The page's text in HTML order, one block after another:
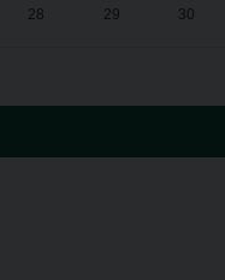
28 29 30